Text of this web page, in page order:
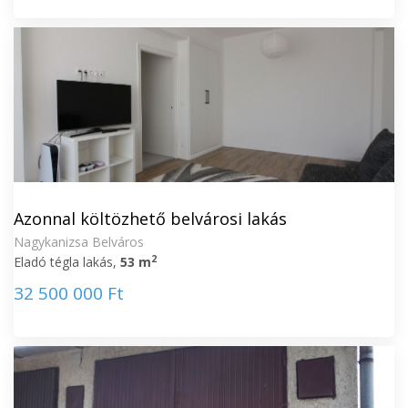
Azonnal költözhető belvárosi lakás
Nagykanizsa Belváros
Eladó tégla lakás, 53 m2
32 500 000 Ft